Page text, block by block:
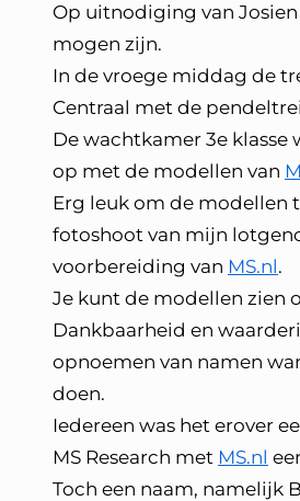
Op uitnodiging van
mogen zijn.
In de vroege middag de
Centraal met de
De wachtkamer 3e klasse
op met de modellen van
Erg leuk om de modellen
fotoshoot van mijn
voorbereiding van MS.nl.
Je kunt de modellen zien
Dankbaarheid en
opnoemen van namen
doen.
Iedereen was het erover
MS Research met MS.nl
Toch een naam, namelijk